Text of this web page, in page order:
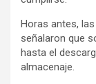
n
t
:
Horas antes,
señalaron que
hasta el
almacenaje.